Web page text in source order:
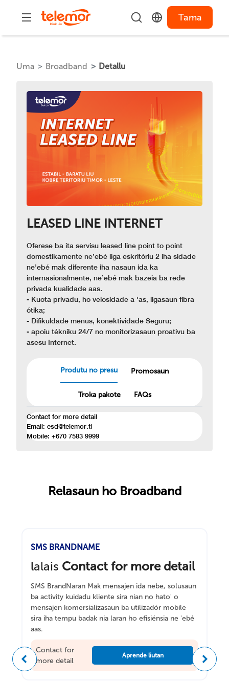
Tama
Uma Broadband Detallu
LEASED LINE INTERNET
Oferese ba ita servisu leased line point to point
domestikamente ne’ebé liga eskritóriu 2 iha sidade
ne’ebé mak diferente iha nasaun ida ka
internasionalmente, ne’ebé mak bazeia ba rede
privada kualidade aas.
- Kuota privadu, ho velosidade a 'as, ligasaun fibra
ótika;
- Difikuldade menus, konektividade Seguru;
- apoiu tékniku 24/7 no monitorizasaun proativu ba
asesu Internet.
Produtu no presu Promosaun
Troka pakote FAQs
Contact for more detail
Email: esd@telemor.tl
Mobile: +670 7583 9999
Relasaun ho Broadband
SMS BRANDNAME
lalais Contact for more detail
SMS BrandNaran Mak mensajen ida nebe, solusaun
ba activity kuidadu kliente sira nian no hato' o
mensajen komersializasaun ba utilizadór mobile
sira iha tempu badak nia laran ho efisiénsia ne 'ebé
aas.
Contact for
more detail
Aprende liutan
Anteriór Tuir mai